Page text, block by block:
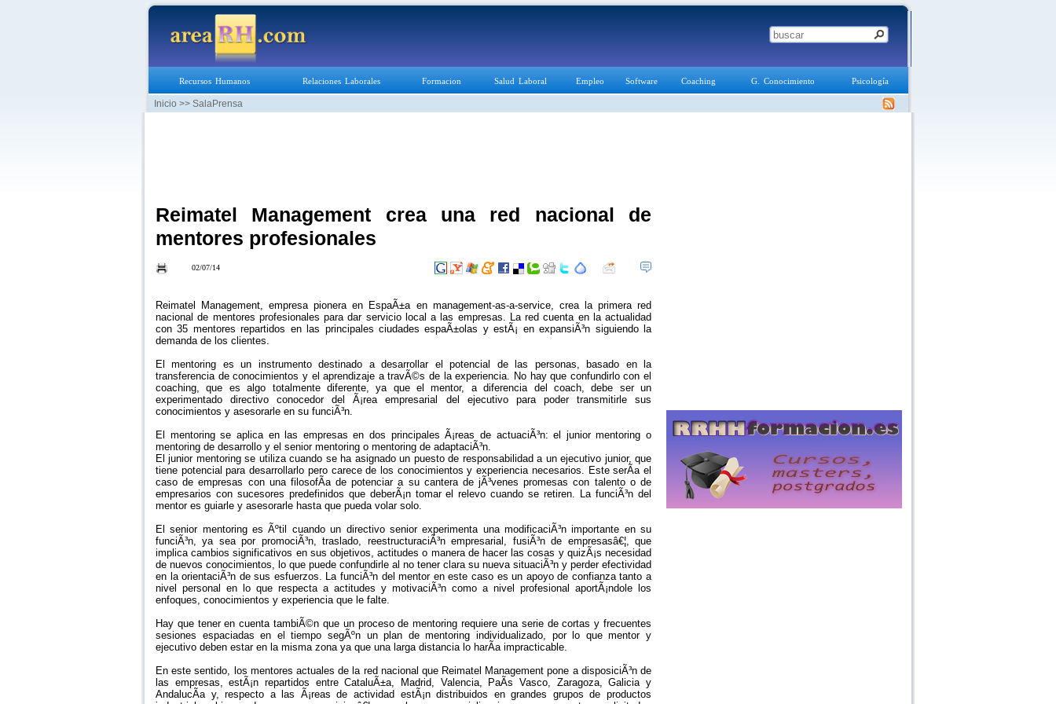
Recursos Humanos Relaciones Laborales Formacion Salud Laboral Empleo Software Coaching G. Conocimiento Psicología
Inicio >> SalaPrensa
Reimatel Management crea una red nacional de
mentores profesionales
02/07/14
Reimatel Management, empresa pionera en EspaÃ±a en management-as-a-service, crea la primera red
nacional de mentores profesionales para dar servicio local a las empresas. La red cuenta en la actualidad
con 35 mentores repartidos en las principales ciudades espaÃ±olas y estÃ¡ en expansiÃ³n siguiendo la
demanda de los clientes.
El mentoring es un instrumento destinado a desarrollar el potencial de las personas, basado en la
transferencia de conocimientos y el aprendizaje a travÃ©s de la experiencia. No hay que confundirlo con el
coaching, que es algo totalmente diferente, ya que el mentor, a diferencia del coach, debe ser un
experimentado directivo conocedor del Ã¡rea empresarial del ejecutivo para poder transmitirle sus
conocimientos y asesorarle en su funciÃ³n.
El mentoring se aplica en las empresas en dos principales Ã¡reas de actuaciÃ³n: el junior mentoring o
mentoring de desarrollo y el senior mentoring o mentoring de adaptaciÃ³n.
El junior mentoring se utiliza cuando se ha asignado un puesto de responsabilidad a un ejecutivo junior, que
tiene potencial para desarrollarlo pero carece de los conocimientos y experiencia necesarios. Este serÃ­a el
caso de empresas con una filosofÃ­a de potenciar a su cantera de jÃ³venes promesas con talento o de
empresarios con sucesores predefinidos que deberÃ¡n tomar el relevo cuando se retiren. La funciÃ³n del
mentor es guiarle y asesorarle hasta que pueda volar solo.
El senior mentoring es Ãºtil cuando un directivo senior experimenta una modificaciÃ³n importante en su
funciÃ³n, ya sea por promociÃ³n, traslado, reestructuraciÃ³n empresarial, fusiÃ³n de empresasâ€¦, que
implica cambios significativos en sus objetivos, actitudes o manera de hacer las cosas y quizÃ¡s necesidad
de nuevos conocimientos, lo que puede confundirle al no tener clara su nueva situaciÃ³n y perder efectividad
en la orientaciÃ³n de sus esfuerzos. La funciÃ³n del mentor en este caso es un apoyo de confianza tanto a
nivel personal en lo que respecta a actitudes y motivaciÃ³n como a nivel profesional aportÃ¡ndole los
enfoques, conocimientos y experiencia que le falte.
Hay que tener en cuenta tambiÃ©n que un proceso de mentoring requiere una serie de cortas y frecuentes
sesiones espaciadas en el tiempo segÃºn un plan de mentoring individualizado, por lo que mentor y
ejecutivo deben estar en la misma zona ya que una larga distancia lo harÃ­a impracticable.
En este sentido, los mentores actuales de la red nacional que Reimatel Management pone a disposiciÃ³n de
las empresas, estÃ¡n repartidos entre CataluÃ±a, Madrid, Valencia, PaÃ­s Vasco, Zaragoza, Galicia y
AndalucÃ­a y, respecto a las Ã¡reas de actividad estÃ¡n distribuidos en grandes grupos de productos